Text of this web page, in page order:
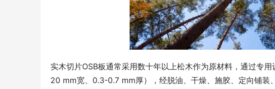
实木切片OSB板通常采用数十年以上松木作为原材料，通过专
20 mm宽、0.3-0.7 mm厚），经脱油、干燥、施胶、定向铺装